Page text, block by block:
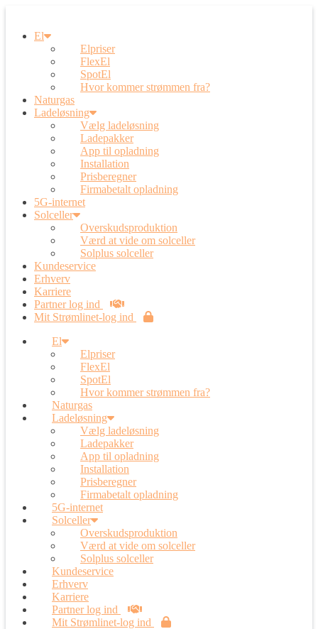
El
Elpriser
FlexEl
SpotEl
Hvor kommer strømmen fra?
Naturgas
Ladeløsning
Vælg ladeløsning
Ladepakker
App til opladning
Installation
Prisberegner
Firmabetalt opladning
5G-internet
Solceller
Overskudsproduktion
Værd at vide om solceller
Solplus solceller
Kundeservice
Erhverv
Karriere
Partner log ind
Mit Strømlinet-log ind
El
Elpriser
FlexEl
SpotEl
Hvor kommer strømmen fra?
Naturgas
Ladeløsning
Vælg ladeløsning
Ladepakker
App til opladning
Installation
Prisberegner
Firmabetalt opladning
5G-internet
Solceller
Overskudsproduktion
Værd at vide om solceller
Solplus solceller
Kundeservice
Erhverv
Karriere
Partner log ind
Mit Strømlinet-log ind